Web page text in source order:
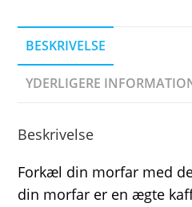
BESKRIVELSE
YDERLIGERE
Beskrivelse
Forkæl din morfar med
din morfar er en ægte